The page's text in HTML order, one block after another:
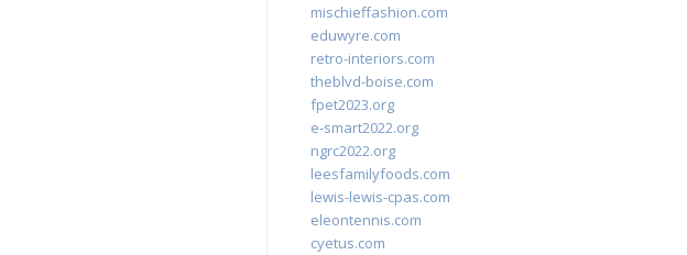
mischieffashion.com
eduwyre.com
retro-interiors.com
theblvd-boise.com
fpet2023.org
e-smart2022.org
ngrc2022.org
leesfamilyfoods.com
lewis-lewis-cpas.com
eleontennis.com
cyetus.com